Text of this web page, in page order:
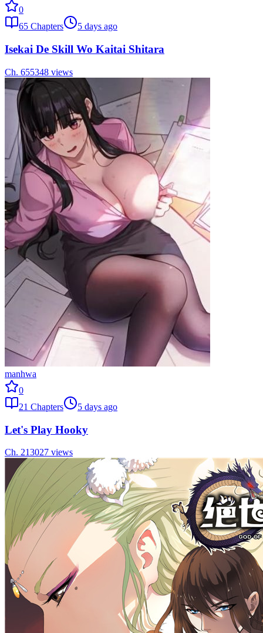
0
65 Chapters 5 days ago
Isekai De Skill Wo Kaitai Shitara
Ch. 655348 views
manhwa
0
21 Chapters 5 days ago
Let's Play Hooky
Ch. 213027 views